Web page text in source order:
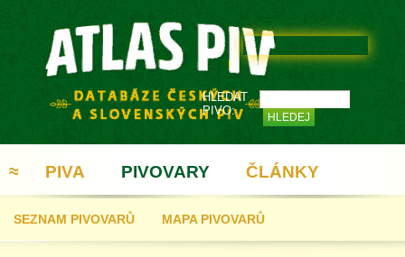
HLEDAT
PIVO:
≈ PIVA PIVOVARY
SEZNAM PIVOVARŮ MAPA PIVOVARŮ
ČLÁNKY
REGISTRACE